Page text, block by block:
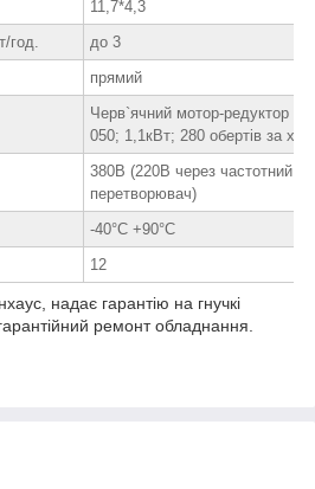
11,7*4,3
год.
до 3
прямий
Черв`ячний мотор-редуктор
050; 1,1кВт; 280 обертів за
380В (220В через частотний
перетворювач)
-40°С +90°С
12
надає гарантію на гнучкі
ремонт обладнання.